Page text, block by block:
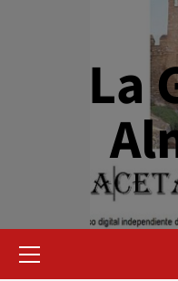
La
primario